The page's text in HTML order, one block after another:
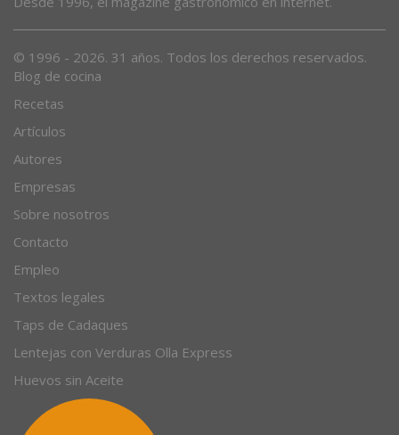
Blog de cocina
Recetas
Artículos
Autores
Empresas
Sobre nosotros
Contacto
Empleo
Textos legales
Taps de Cadaques
Lentejas con Verduras Olla Express
Huevos sin Aceite